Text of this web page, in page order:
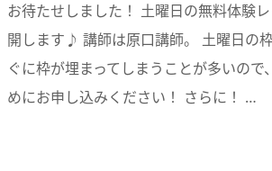
お待たせしました！ 土曜日の無料体験
開します♪ 講師は原口講師。 土曜日の
ぐに枠が埋まってしまうことが多いので
めにお申し込みください！ さらに！ …